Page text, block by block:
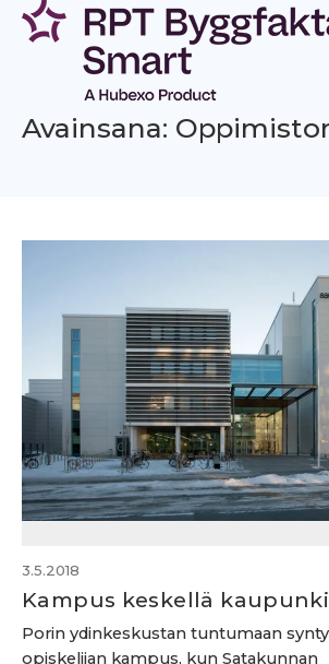
Siirry
sisältöön
Avainsana:
3.5.2018
Kampus keskellä
Porin ydinkeskustan tuntumaan
opiskelijan kampus, kun Satakunnan